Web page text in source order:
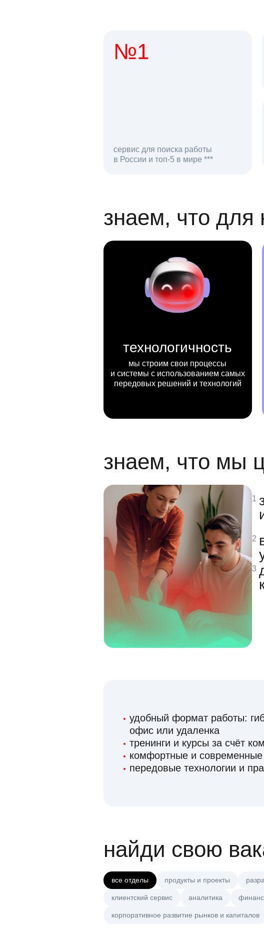
№1
сервис для поиска работы
в России и топ-5 в мире ***
откликов на вакансии
знаем, что для
технологичность
мы строим свои процессы
и системы с использованием самых
передовых решений и технологий
знаем, что мы
удобный формат работы:
офис или удаленка
тренинги и курсы за счёт
комфортные и
передовые технологии и
найди свою
все отделы продукты и проекты
клиентский сервис аналитика
корпоративное развитие рынков и капиталов